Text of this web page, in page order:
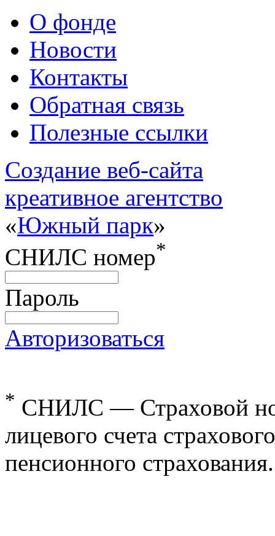
О фонде
Новости
Контакты
Обратная связь
Полезные ссылки
Cоздание веб-сайта
креативное агентство
«Южный парк»
СНИЛС номер*
Пароль
Авторизоваться
* СНИЛС — Страховой
лицевого счета
пенсионного страхования.